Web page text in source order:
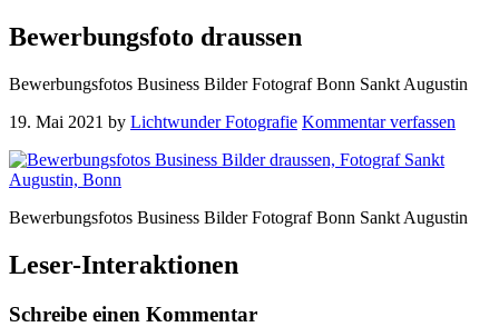
Bewerbungsfoto draussen
Bewerbungsfotos Business Bilder Fotograf Bonn Sankt Augustin
19. Mai 2021 by Lichtwunder Fotografie Kommentar verfassen
Bewerbungsfotos Business Bilder Fotograf Bonn Sankt Augustin
Leser-Interaktionen
Schreibe einen Kommentar